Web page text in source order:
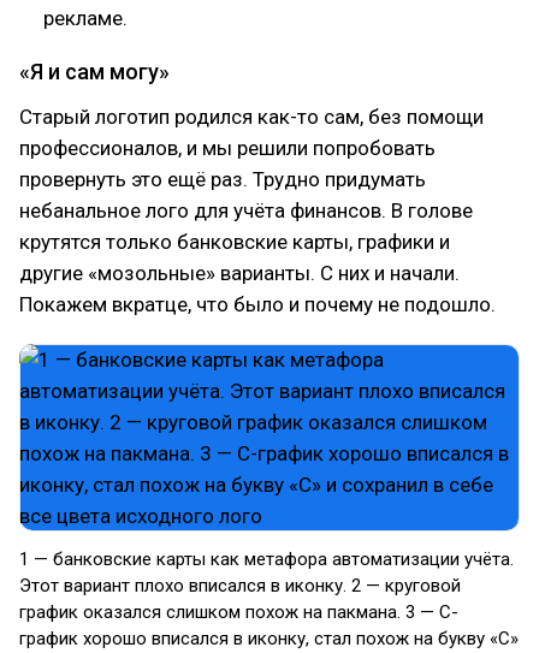
рекламе.
«Я и сам могу»
Старый логотип родился как-то сам, без помощи
профессионалов, и мы решили попробовать
провернуть это ещё раз. Трудно придумать
небанальное лого для учёта финансов. В голове
крутятся только банковские карты, графики и
другие «мозольные» варианты. С них и начали.
Покажем вкратце, что было и почему не подошло.
1 — банковские карты как метафора автоматизации учёта.
Этот вариант плохо вписался в иконку. 2 — круговой
график оказался слишком похож на пакмана. 3 — С-
график хорошо вписался в иконку, стал похож на букву «С»